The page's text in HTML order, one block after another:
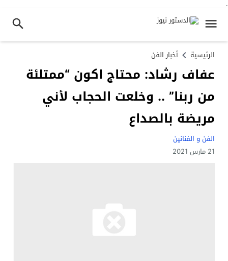
.
الرئيسية أخبار الفن
عفاف رشاد: ​​محتاج اكون “ممتلئة
من ربنا” .. وخلعت الحجاب لأني
مريضة بالصداع
الفن و الفنانين
21 مارس 2021